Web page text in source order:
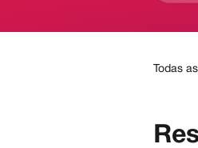
Todas